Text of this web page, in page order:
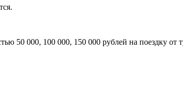
50 000, 100 000, 150 000 рублей на поездку